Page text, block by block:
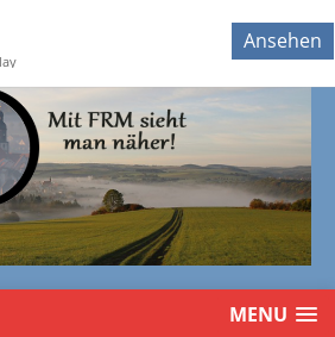
MENU
Ansehen